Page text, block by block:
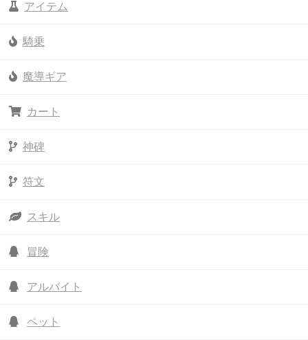
アイテム
騎乗
魔導ギア
カート
神碑
符文
スキル
冒険
アルバイト
ペット